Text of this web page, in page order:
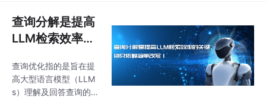
查询分解是提高
LLM检索效率的
简单改写！
查询优化指的是旨在提
高大型语言模型（LLM
s）理解及回答查询的效